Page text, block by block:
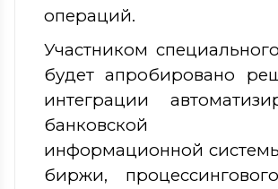
операций.
Участником
будет апробировано
интеграции
банковской
информационной
биржи,